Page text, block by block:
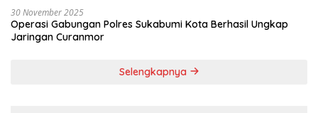
30 November 2025
Operasi Gabungan Polres Sukabumi Kota Berhasil Ungkap
Jaringan Curanmor
Selengkapnya